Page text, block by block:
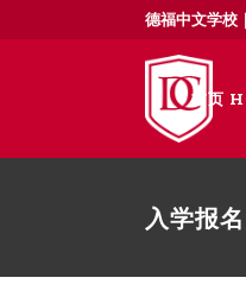
德福中文学
首页
入学报名